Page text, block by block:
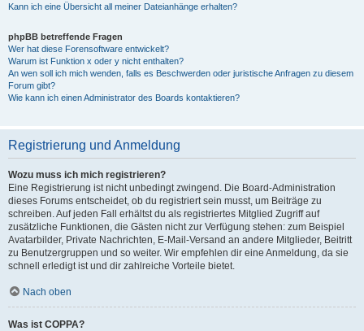
Kann ich eine Übersicht all meiner Dateianhänge erhalten?
phpBB betreffende Fragen
Wer hat diese Forensoftware entwickelt?
Warum ist Funktion x oder y nicht enthalten?
An wen soll ich mich wenden, falls es Beschwerden oder juristische Anfragen zu diesem
Forum gibt?
Wie kann ich einen Administrator des Boards kontaktieren?
Registrierung und Anmeldung
Wozu muss ich mich registrieren?
Eine Registrierung ist nicht unbedingt zwingend. Die Board-Administration
dieses Forums entscheidet, ob du registriert sein musst, um Beiträge zu
schreiben. Auf jeden Fall erhältst du als registriertes Mitglied Zugriff auf
zusätzliche Funktionen, die Gästen nicht zur Verfügung stehen: zum Beispiel
Avatarbilder, Private Nachrichten, E-Mail-Versand an andere Mitglieder, Beitritt
zu Benutzergruppen und so weiter. Wir empfehlen dir eine Anmeldung, da sie
schnell erledigt ist und dir zahlreiche Vorteile bietet.
Nach oben
Was ist COPPA?